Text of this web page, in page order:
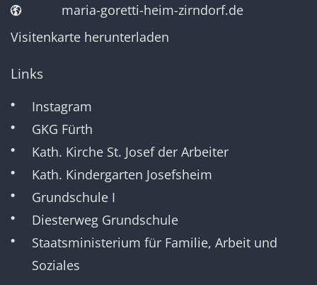
maria-goretti-heim-zirndorf.de
Visitenkarte herunterladen
Links
Instagram
GKG Fürth
Kath. Kirche St. Josef der Arbeiter
Kath. Kindergarten Josefsheim
Grundschule I
Diesterweg Grundschule
Staatsministerium für Familie, Arbeit und
Soziales